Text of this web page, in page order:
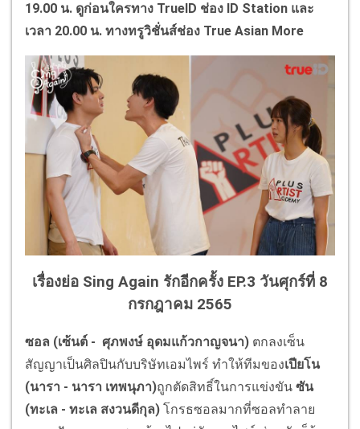
19.00 น. ดูก่อนใครทาง TrueID ช่อง ID Station และ
เวลา 20.00 น. ทางทรูวิชั่นส์ช่อง True Asian More
เรื่องย่อ Sing Again รักอีกครั้ง EP.3 วันศุกร์ที่ 8
กรกฎาคม 2565
ซอล (เซ้นต์ - ศุภพงษ์ อุดมแก้วกาญจนา) ตกลงเซ็น
สัญญาเป็นศิลปินกับบริษัทเอมไพร์ ทำให้ทีมของเปียโน
(นารา - นารา เทพนุภา)ถูกตัดสิทธิ์ในการแข่งขัน ซัน
(ทะเล - ทะเล สงวนดีกุล) โกรธซอลมากที่ซอลทำลาย